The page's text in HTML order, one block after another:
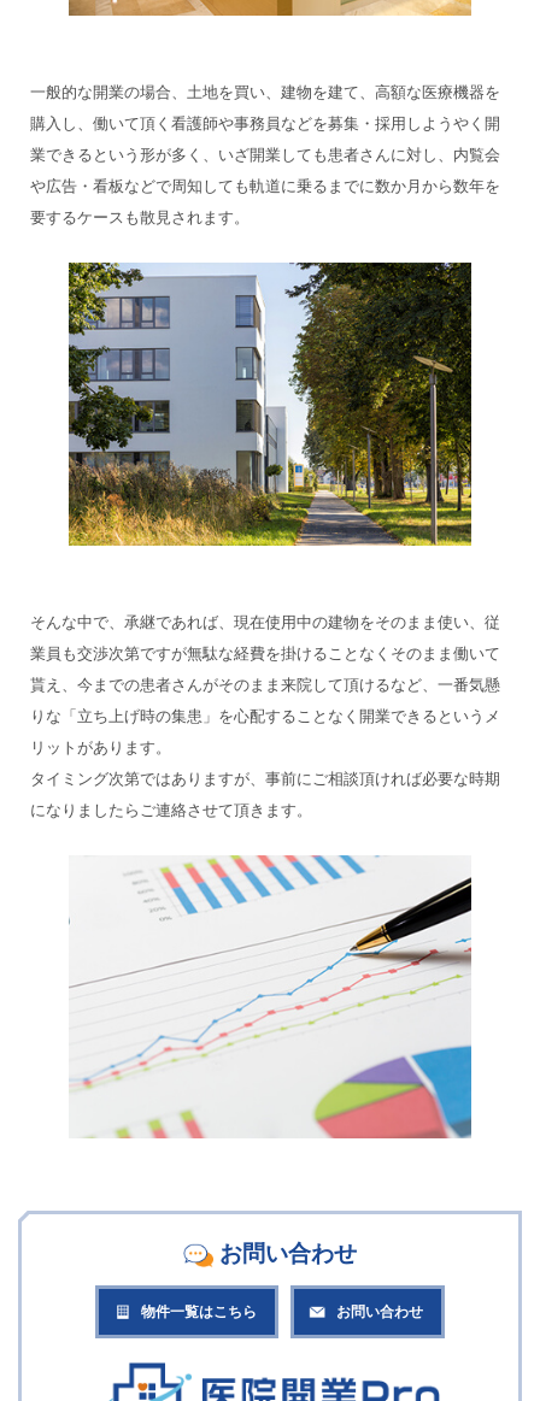
一般的な開業の場合、土地を買い、建物を建て、高額な医療機器を
購入し、働いて頂く看護師や事務員などを募集・採用しようやく開
業できるという形が多く、いざ開業しても患者さんに対し、内覧会
や広告・看板などで周知しても軌道に乗るまでに数か月から数年を
要するケースも散見されます。
そんな中で、承継であれば、現在使用中の建物をそのまま使い、従
業員も交渉次第ですが無駄な経費を掛けることなくそのまま働いて
貰え、今までの患者さんがそのまま来院して頂けるなど、一番気懸
りな「立ち上げ時の集患」を心配することなく開業できるというメ
リットがあります。
タイミング次第ではありますが、事前にご相談頂ければ必要な時期
になりましたらご連絡させて頂きます。
お問い合わせ
物件一覧はこちら お問い合わせ